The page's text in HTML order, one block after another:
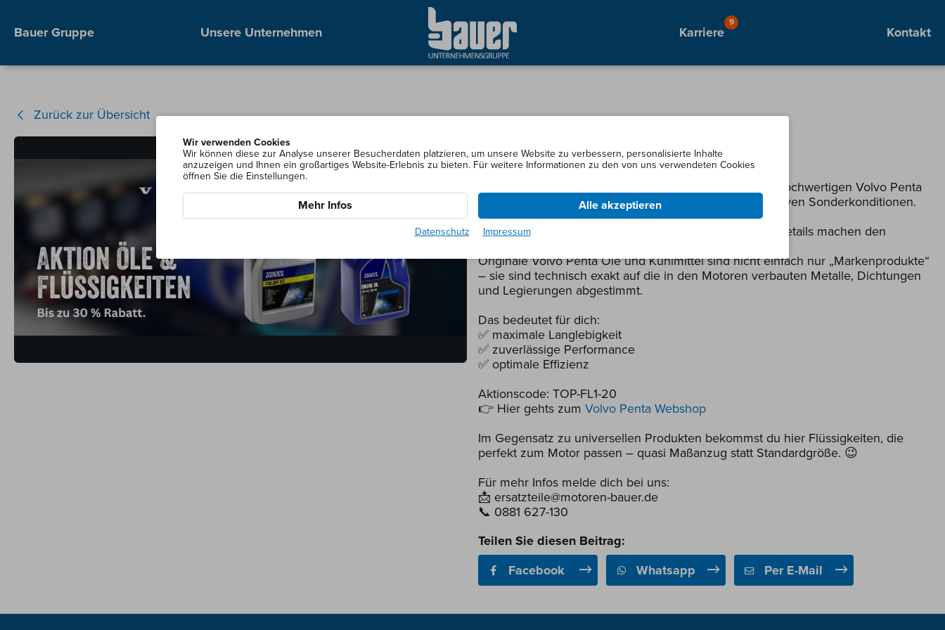
Bauer Gruppe Unsere Unternehmen Karriere
9
Kontakt
Zurück zur Übersicht
🌊🛢 Volvo Penta Aktion 2026 🛢🌊
Vom 20.02.2026 – 10.04.2026 sicherst du dir unsere hochwertigen Volvo Penta
Flüssigkeiten (z. B. Öle, Kühlmittel) zu besonders attraktiven Sonderkonditionen.
Denn beim Service von Volvo Penta Motoren gilt: Die Details machen den
Originale Volvo Penta Öle und Kühlmittel sind nicht einfach nur „Markenprodukte“
– sie sind technisch exakt auf die in den Motoren verbauten Metalle, Dichtungen
und Legierungen abgestimmt.
Das bedeutet für dich:
✅ maximale Langlebigkeit
✅ zuverlässige Performance
✅ optimale Effizienz
Aktionscode: TOP-FL1-20
👉 Hier gehts zum Volvo Penta Webshop
Im Gegensatz zu universellen Produkten bekommst du hier Flüssigkeiten, die
perfekt zum Motor passen – quasi Maßanzug statt Standardgröße. 😉
Für mehr Infos melde dich bei uns:
📩 ersatzteile@motoren-bauer.de
📞 0881 627-130
Teilen Sie diesen Beitrag:
Facebook
Whatsapp Per E-Mail
Wir verwenden Cookies
Wir können diese zur Analyse unserer Besucherdaten platzieren, um unsere Website zu verbessern, personalisierte Inhalte
anzuzeigen und Ihnen ein großartiges Website-Erlebnis zu bieten. Für weitere Informationen zu den von uns verwendeten Cookies
öffnen Sie die Einstellungen.
Mehr Infos Alle akzeptieren
Datenschutz Impressum